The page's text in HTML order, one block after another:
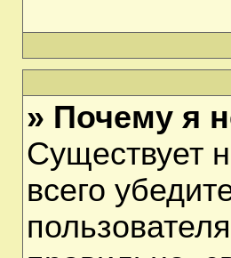
» Почему я
Существует
всего